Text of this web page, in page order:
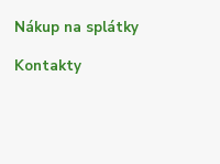
Nákup na splátky
Kontakty